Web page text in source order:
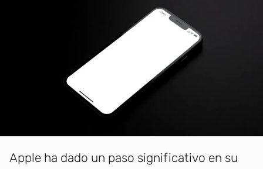
Apple ha dado un paso significativo en su